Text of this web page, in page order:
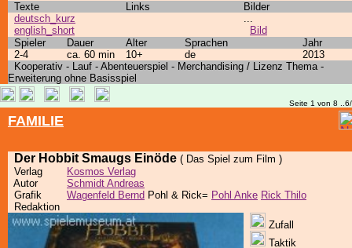
Texte Links
Bilder
deutsch_kurz
english_short
...
Bild
Spieler
Dauer Alter Sprachen
Jahr
2-4
ca. 60 min 10+ de
2013
Kooperativ - Lauf - Abenteuerspiel - Merchandising / Lizenz Thema -
Erweiterung ohne Basisspiel
Seite 1 von 8
FAMILIE
Der Hobbit Smaugs Einöde ( Das Spiel zum Film )
Verlag
Kosmos Verlag
Autor
Schmidt Andreas
Grafik
Wagenfeld Bernd Pohl & Rick= Pohl Anke Rick Thilo
Redaktion
Zufall
Taktik